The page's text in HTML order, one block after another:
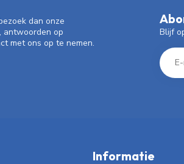
dan onze
antwoorden op
met ons op te nemen.
Blijf
Informatie